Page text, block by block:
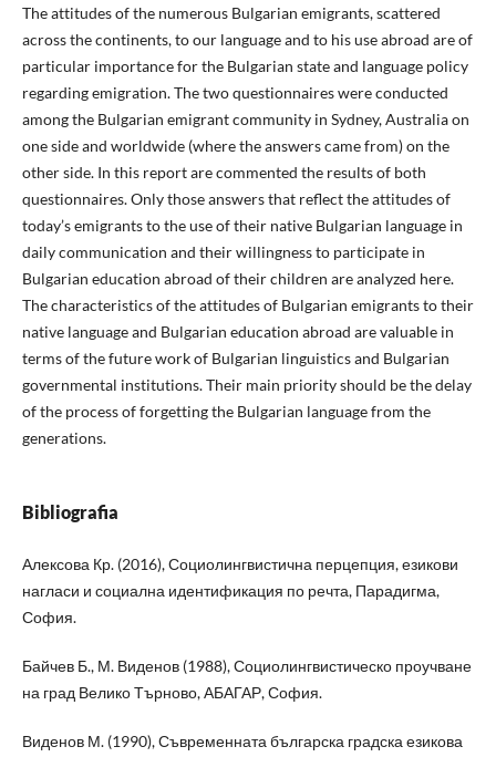
The attitudes of the numerous Bulgarian emigrants, scattered
across the continents, to our language and to his use abroad are of
particular importance for the Bulgarian state and language policy
regarding emigration. The two questionnaires were conducted
among the Bulgarian emigrant community in Sydney, Australia on
one side and worldwide (where the answers came from) on the
other side. In this report are commented the results of both
questionnaires. Only those answers that reflect the attitudes of
today’s emigrants to the use of their native Bulgarian language in
daily communication and their willingness to participate in
Bulgarian education abroad of their children are analyzed here.
The characteristics of the attitudes of Bulgarian emigrants to their
native language and Bulgarian education abroad are valuable in
terms of the future work of Bulgarian linguistics and Bulgarian
governmental institutions. Their main priority should be the delay
of the process of forgetting the Bulgarian language from the
generations.
Bibliografia
Алексова Кр. (2016), Социолингвистична перцепция, езикови
нагласи и социална идентификация по речта, Парадигма,
София.
Байчев Б., М. Виденов (1988), Социолингвистическо проучване
на град Велико Търново, АБАГАР, София.
Виденов М. (1990), Съвременната българска градска езикова